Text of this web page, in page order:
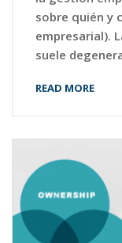
sobre quién y
empresarial).
suele
READ MORE